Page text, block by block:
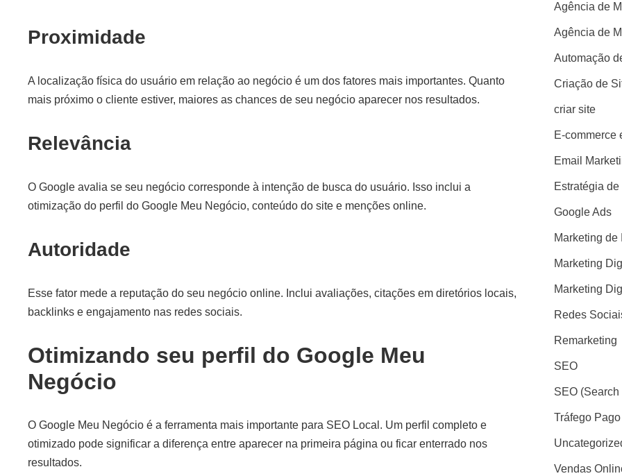
Proximidade
A localização física do usuário em relação ao negócio é um dos fatores mais importantes. Quanto
mais próximo o cliente estiver, maiores as chances de seu negócio aparecer nos resultados.
Relevância
O Google avalia se seu negócio corresponde à intenção de busca do usuário. Isso inclui a
otimização do perfil do Google Meu Negócio, conteúdo do site e menções online.
Autoridade
Esse fator mede a reputação do seu negócio online. Inclui avaliações, citações em diretórios locais,
backlinks e engajamento nas redes sociais.
Otimizando seu perfil do Google Meu
Negócio
O Google Meu Negócio é a ferramenta mais importante para SEO Local. Um perfil completo e
otimizado pode significar a diferença entre aparecer na primeira página ou ficar enterrado nos
resultados.
Agência de
Agência de
Automação
Criação de
criar site
E-commerce
Email
Estratégia de
Google Ads
Marketing de
Marketing
Marketing
Redes
Remarketing
SEO
SEO
Tráfego Pago
Vendas